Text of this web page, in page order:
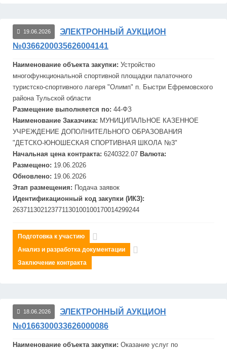
19.06.2026
ЭЛЕКТРОННЫЙ АУКЦИОН
№0366200035626004141
Наименование объекта закупки: Устройство
многофункциональной спортивной площадки палаточного
туристско-спортивного лагеря "Олимп" п. Быстри Ефремовского
района Тульской области
Размещение выполняется по: 44-ФЗ
Наименование Заказчика: МУНИЦИПАЛЬНОЕ КАЗЕННОЕ
УЧРЕЖДЕНИЕ ДОПОЛНИТЕЛЬНОГО ОБРАЗОВАНИЯ
"ДЕТСКО-ЮНОШЕСКАЯ СПОРТИВНАЯ ШКОЛА №3"
Начальная цена контракта: 6240322.07 Валюта:
Размещено: 19.06.2026
Обновлено: 19.06.2026
Этап размещения: Подача заявок
Идентификационный код закупки (ИКЗ):
263711302123771130100100170014299244
Подготовка к участию
Анализ и разработка документации
Заключение контракта
18.06.2026
ЭЛЕКТРОННЫЙ АУКЦИОН
№0166300033626000086
Наименование объекта закупки: Оказание услуг по